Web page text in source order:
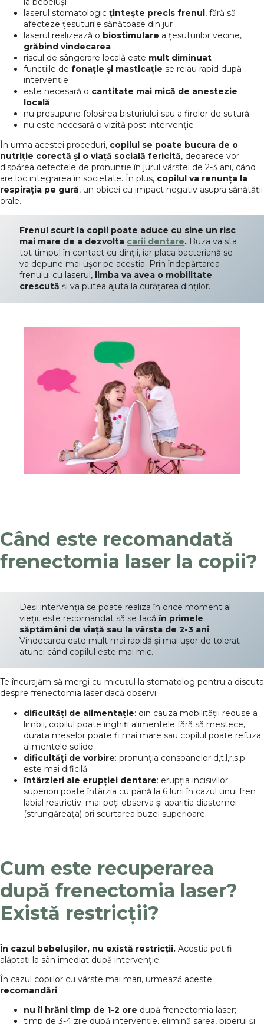
laserul stomatologic țintește precis frenul, fără să
afecteze țesuturile sănătoase din jur
laserul realizează o biostimulare a țesuturilor vecine,
grăbind vindecarea
riscul de sângerare locală este mult diminuat
funcțiile de fonație și masticație se reiau rapid după
intervenție
este necesară o cantitate mai mică de anestezie
locală
nu presupune folosirea bisturiului sau a firelor de sutură
nu este necesară o vizită post-intervenție
În urma acestei proceduri, copilul se poate bucura de o
nutriție corectă și o viață socială fericită, deoarece vor
dispărea defectele de pronunție în jurul vârstei de 2-3 ani, când
are loc integrarea în societate. În plus, copilul va renunța la
respirația pe gură, un obicei cu impact negativ asupra sănătății
orale.
Frenul scurt la copii poate aduce cu sine un risc
mai mare de a dezvolta carii dentare. Buza va sta
tot timpul în contact cu dinții, iar placa bacteriană se
va depune mai ușor pe aceștia. Prin îndepărtarea
frenului cu laserul, limba va avea o mobilitate
crescută și va putea ajuta la curățarea dinților.
Când este recomandată
frenectomia laser la copii?
Deși intervenția se poate realiza în orice moment al
vieții, este recomandat să se facăîn primele
săptămâni de viață sau la vârsta de 2-3 ani.
Vindecarea este mult mai rapidă și mai ușor de tolerat
atunci când copilul este mai mic.
Te încurajăm să mergi cu micuțul la stomatolog pentru a discuta
despre frenectomia laser dacă observi:
dificultăți de alimentație: din cauza mobilității reduse a
limbii, copilul poate înghiți alimentele fără să mestece,
durata meselor poate fi mai mare sau copilul poate refuza
alimentele solide
dificultăți de vorbire: pronunția consoanelor d,t,l,r,s,p
este mai dificilă
întârzieri ale erupției dentare: erupția incisivilor
superiori poate întârzia cu până la 6 luni în cazul unui fren
labial restrictiv; mai poți observa și apariția diastemei
(strungăreața) ori scurtarea buzei superioare.
Cum este recuperarea
după frenectomia laser?
Există restricții?
În cazul bebelușilor, nu există restricții. Aceștia pot fi
alăptați la sân imediat după intervenție.
În cazul copiilor cu vârste mai mari, urmează aceste
recomandări:
nu îl hrăni timp de 1-2 ore după frenectomia laser;
timp de 3-4 zile după intervenție, elimină sarea, piperul și